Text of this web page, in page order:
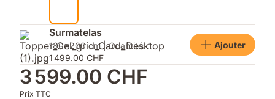
Surmatelas
180x200 cm | Quantité: 1
1 499.00 CHF
Ajouter
3 599.00 CHF
Prix TTC